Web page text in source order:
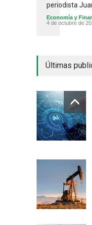
periodista
Economía y
4 de octubre de
Últimas